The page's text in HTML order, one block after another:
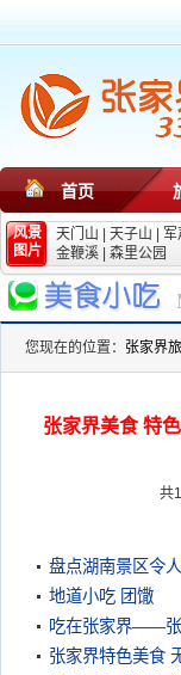
首页
风景
图片
天门山 天子山
军
金鞭溪
森里公园
您现在的位置： 张家界
张家界美食 特
共
盘点湖南景区令
地道小吃 团馓
吃在张家界——
张家界特色美食